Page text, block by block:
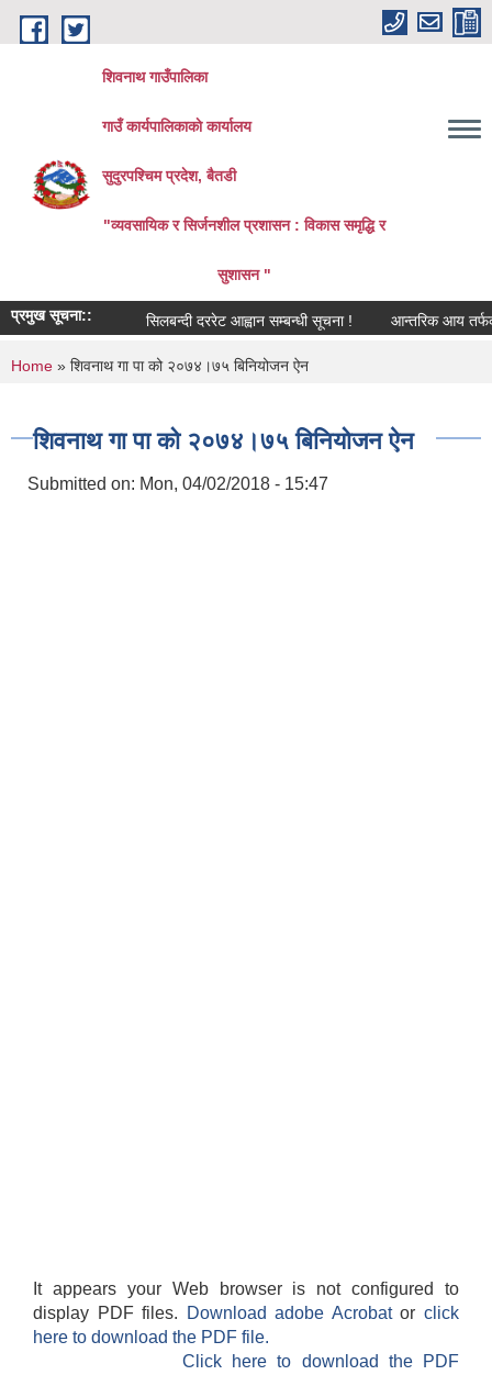
Skip to main content
शिवनाथ गाउँपालिका
गाउँ कार्यपालिकाकाे कार्यालय
सुदुरपश्चिम प्रदेश, बैतडी
"व्यवसायिक र सिर्जनशील प्रशासन : विकास समृद्धि र
सुशासन "
प्रमुख सूचना:: सिलबन्दी दररेट आह्वान सम्बन्धी सूचना ! आन्तरिक आय तर्फको
You are here
Home » शिवनाथ गा पा को २०७४।७५ बिनियोजन ऐन
शिवनाथ गा पा को २०७४।७५ बिनियोजन ऐन
Submitted on: Mon, 04/02/2018 - 15:47
It appears your Web browser is not configured to
display PDF files.
Download adobe Acrobatorclick
here to download the PDF file.
Click here to download the PDF